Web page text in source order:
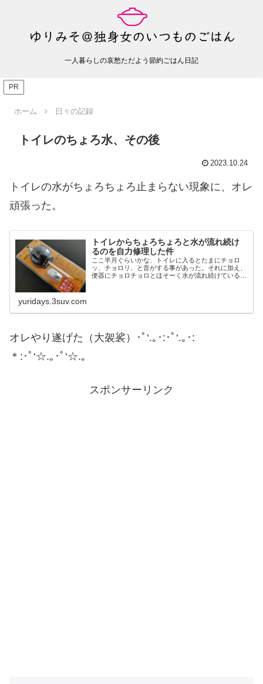
一人暮らしの哀愁ただよう節約ごはん日記
PR
ホーム 日々の記録
トイレのちょろ水、その後
2023.10.24
トイレの水がちょろちょろ止まらない現象に、オレ
頑張った。
トイレからちょろちょろと水が流れ続け
るのを自力修理した件
ここ半月ぐらいかな、トイレに入るとたまにチョロ
ッ、チョロリ、と音がする事があった。それに加え、
便器にチョロチョロとほそーく水が流れ続けている事
yuridays.3suv.com
オレやり遂げた（大袈裟）･ﾟ‘.｡･:･ﾟ‘.｡･:
＊:･ﾟ‘☆.｡･ﾟ‘☆.｡
スポンサーリンク